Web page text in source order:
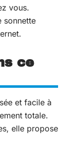
vous.
sonnette
ce
et facile à
totale.
elle propose